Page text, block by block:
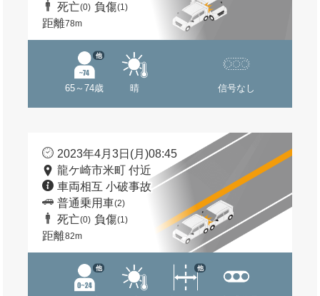
死亡(0) 負傷(1)
距離78m
65～74歳
他
晴 信号なし
2023年4月3日(月)08:45
龍ケ崎市米町 付近
車両相互 小破事故
普通乗用車(2)
死亡(0) 負傷(1)
距離82m
他 他